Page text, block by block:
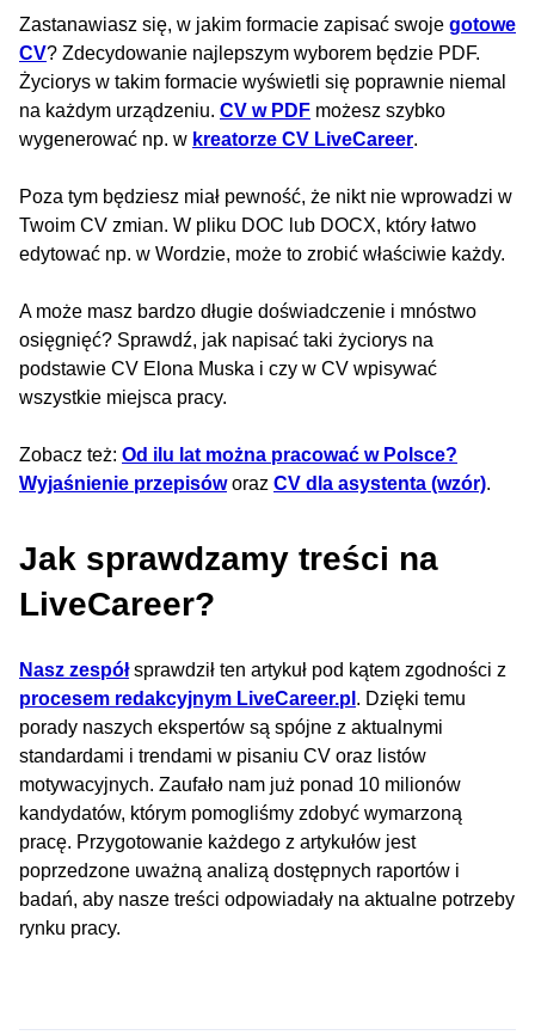
Zastanawiasz się, w jakim formacie zapisać swoje gotowe
CV? Zdecydowanie najlepszym wyborem będzie PDF.
Życiorys w takim formacie wyświetli się poprawnie niemal
na każdym urządzeniu. CV w PDF możesz szybko
wygenerować np. w kreatorze CV LiveCareer.
Poza tym będziesz miał pewność, że nikt nie wprowadzi w
Twoim CV zmian. W pliku DOC lub DOCX, który łatwo
edytować np. w Wordzie, może to zrobić właściwie każdy.
A może masz bardzo długie doświadczenie i mnóstwo
osięgnięć? Sprawdź, jak napisać taki życiorys na
podstawie CV Elona Muska i czy w CV wpisywać
wszystkie miejsca pracy.
Zobacz też: Od ilu lat można pracować w Polsce?
Wyjaśnienie przepisóworaz CV dla asystenta (wzór).
Jak sprawdzamy treści na
LiveCareer?
Nasz zespółsprawdził ten artykuł pod kątem zgodności z
procesem redakcyjnym LiveCareer.pl . Dzięki temu
porady naszych ekspertów są spójne z aktualnymi
standardami i trendami w pisaniu CV oraz listów
motywacyjnych. Zaufało nam już ponad 10 milionów
kandydatów, którym pomogliśmy zdobyć wymarzoną
pracę. Przygotowanie każdego z artykułów jest
poprzedzone uważną analizą dostępnych raportów i
badań, aby nasze treści odpowiadały na aktualne potrzeby
rynku pracy.